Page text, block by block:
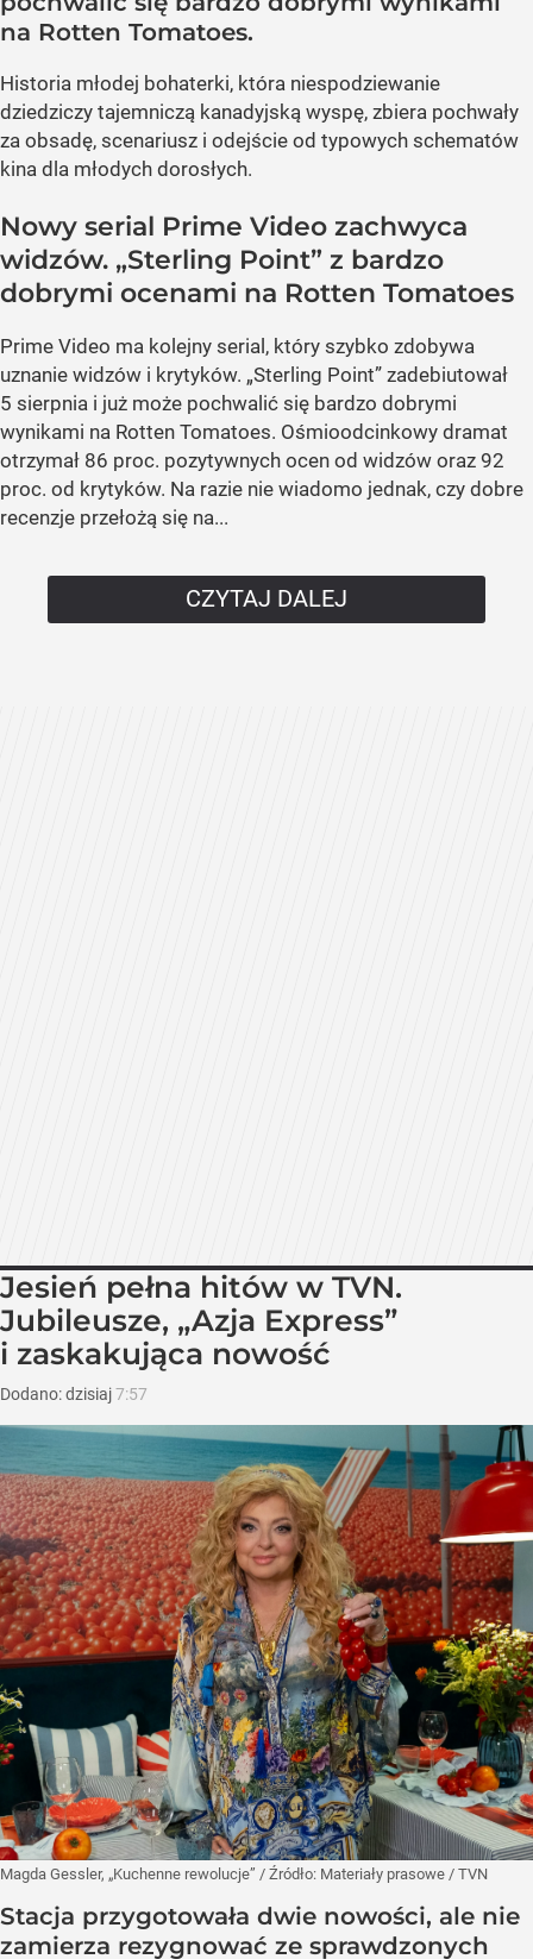
na Rotten Tomatoes.
Historia młodej bohaterki, która niespodziewanie
dziedziczy tajemniczą kanadyjską wyspę, zbiera pochwały
za obsadę, scenariusz i odejście od typowych schematów
kina dla młodych dorosłych.
Nowy serial Prime Video zachwyca
widzów. „Sterling Point” z bardzo
dobrymi ocenami na Rotten Tomatoes
Prime Video ma kolejny serial, który szybko zdobywa
uznanie widzów i krytyków. „Sterling Point” zadebiutował
5 sierpnia i już może pochwalić się bardzo dobrymi
wynikami na Rotten Tomatoes. Ośmioodcinkowy dramat
otrzymał 86 proc. pozytywnych ocen od widzów oraz 92
proc. od krytyków. Na razie nie wiadomo jednak, czy dobre
recenzje przełożą się na...
CZYTAJ DALEJ
Jesień pełna hitów w TVN.
Jubileusze, „Azja Express”
i zaskakująca nowość
Dodano:dzisiaj7:57
Magda Gessler, „Kuchenne rewolucje” / Źródło: Materiały prasowe / TVN
Stacja przygotowała dwie nowości, ale nie
zamierza rezygnować ze sprawdzonych